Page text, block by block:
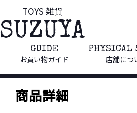
TOYS 雑貨
SUZUYA
GUIDE
お買い物ガイド
PHYSICAL
店舗につ
商品詳細